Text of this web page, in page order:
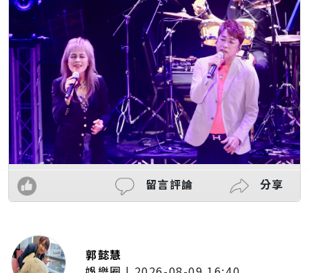
留言評論 分享
郭懿慧